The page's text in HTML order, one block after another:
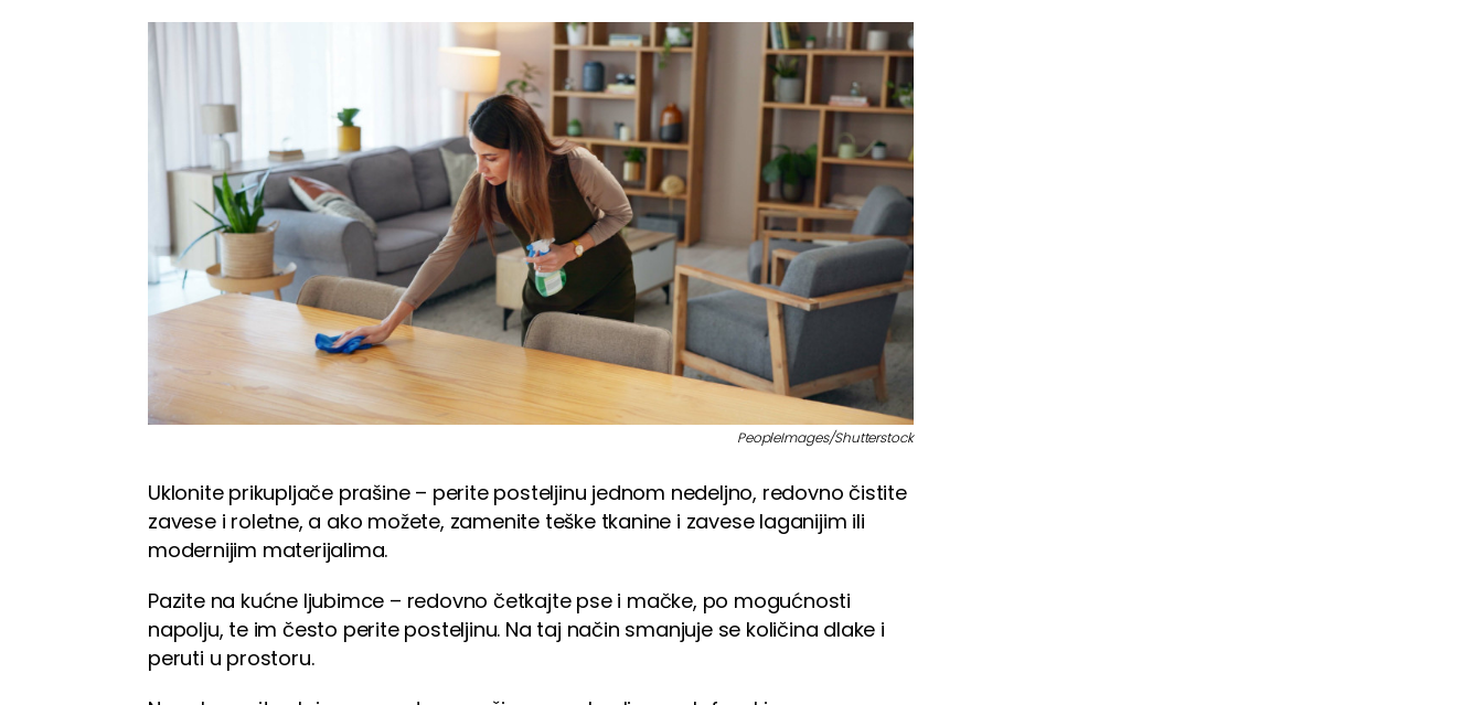
PeopleImages/Shutterstock
Uklonite prikupljače prašine – perite posteljinu jednom nedeljno, redovno čistite
zavese i roletne, a ako možete, zamenite teške tkanine i zavese laganijim ili
modernijim materijalima.
Pazite na kućne ljubimce – redovno četkajte pse i mačke, po mogućnosti
napolju, te im često perite posteljinu. Na taj način smanjuje se količina dlake i
peruti u prostoru.